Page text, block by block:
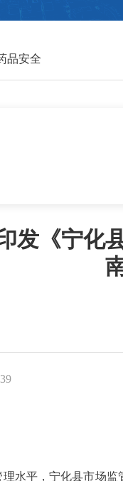
品安全
发《宁化
理水平，宁化县市场监